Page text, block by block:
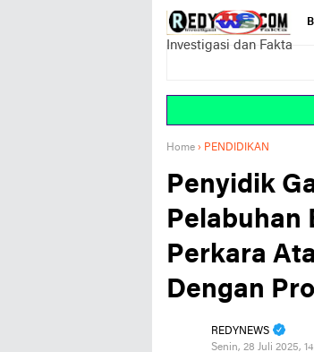
Investigasi dan Fakta
Home › PENDIDIKAN
Penyidik
Pelabuhan
Perkara
Dengan
REDYNEWS
Senin, 28 Juli 2025,